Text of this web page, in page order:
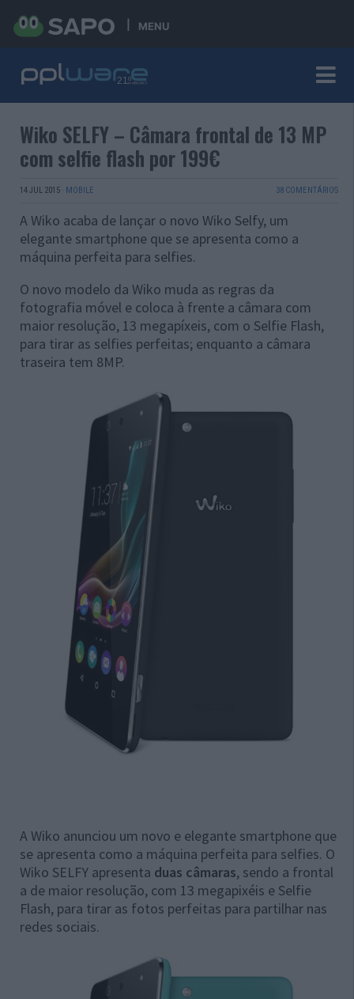
MENU
Wiko SELFY – Câmara frontal de 13 MP
com selfie flash por 199€
14 JUL 2015 · MOBILE 38 COMENTÁRIOS
A Wiko acaba de lançar o novo Wiko Selfy, um
elegante smartphone que se apresenta como a
máquina perfeita para selfies.
O novo modelo da Wiko muda as regras da
fotografia móvel e coloca à frente a câmara com
maior resolução, 13 megapíxeis, com o Selfie Flash,
para tirar as selfies perfeitas; enquanto a câmara
traseira tem 8MP.
A Wiko anunciou um novo e elegante smartphone que
se apresenta como a máquina perfeita para selfies. O
Wiko SELFY apresenta duas câmaras, sendo a frontal
a de maior resolução, com 13 megapixéis e Selfie
Flash, para tirar as fotos perfeitas para partilhar nas
redes sociais.